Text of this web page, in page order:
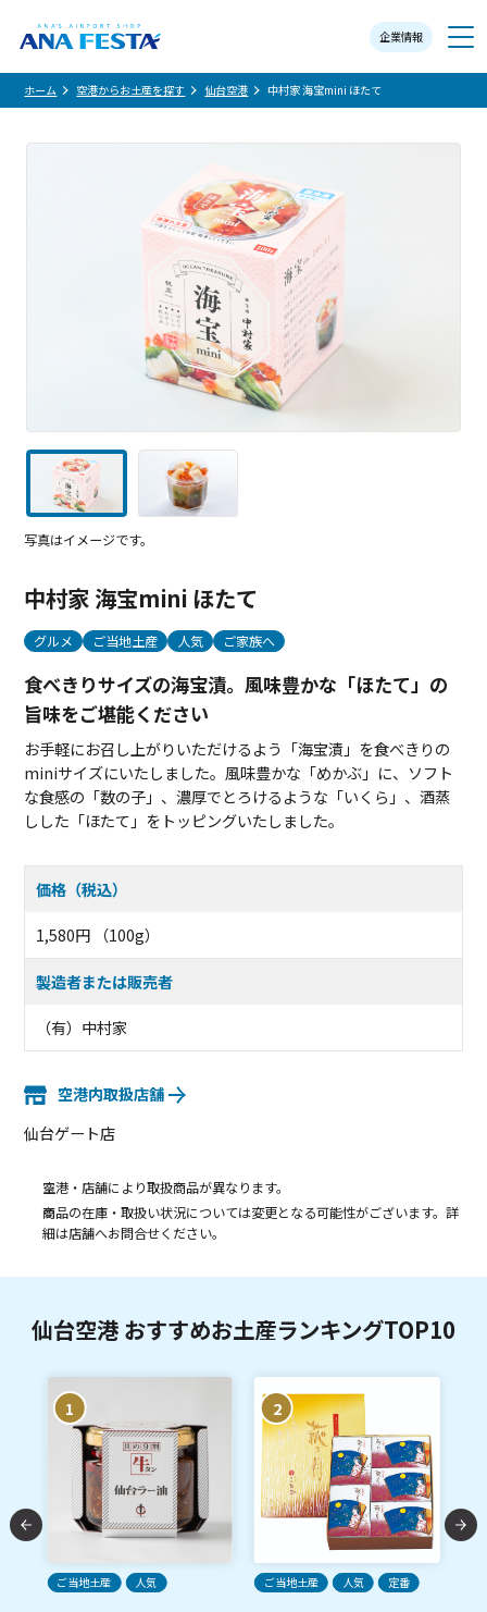
企業情報
メニュー
ホーム 空港からお土産を探す 仙台空港 中村家 海宝mini ほたて
写真はイメージです。
中村家 海宝mini ほたて
グルメ ご当地土産 人気 ご家族へ
食べきりサイズの海宝漬。風味豊かな「ほたて」の
旨味をご堪能ください
お手軽にお召し上がりいただけるよう「海宝漬」を食べきりの
miniサイズにいたしました。風味豊かな「めかぶ」に、ソフト
な食感の「数の子」、濃厚でとろけるような「いくら」、酒蒸
しした「ほたて」をトッピングいたしました。
価格（税込）
1,580円 （100g）
製造者または販売者
（有）中村家
空港内取扱店舗
仙台ゲート店
空港・店舗により取扱商品が異なります。
商品の在庫・取扱い状況については変更となる可能性がございます。詳
細は店舗へお問合せください。
仙台空港 おすすめお土産ランキングTOP10
1
ご当地土産 人気
2
ご当地土産 人気 定番